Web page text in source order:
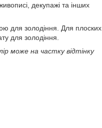
декупажі та інших
для золодіння. Для плоских
для золодіння.
може на частку відтінку